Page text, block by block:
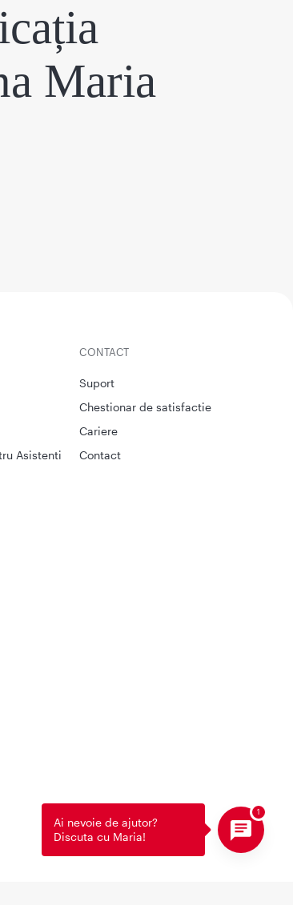
Maria
CONTACT
Suport
Chestionar de satisfactie
Cariere
Contact
Asistenti
Ai nevoie de ajutor?
Discuta cu Maria!